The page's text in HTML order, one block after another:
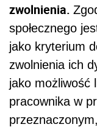
zwolnienia.
społecznego
jako kryterium
zwolnienia ich
jako możliwość
pracownika w